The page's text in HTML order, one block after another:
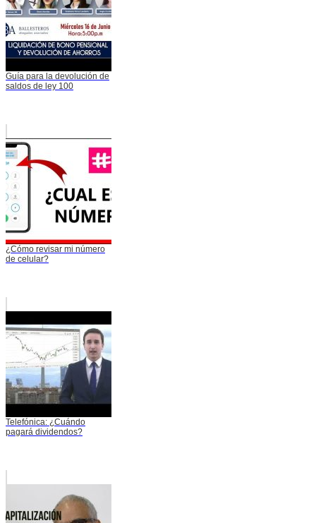
Guía para la devolución de
saldos de ley 100
¿Cómo revisar mi número
de celular?
Telefónica: ¿Cuándo
pagará dividendos?